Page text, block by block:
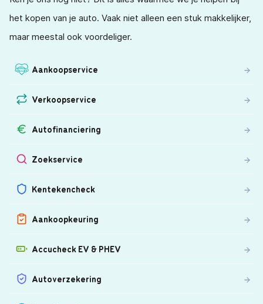
het kopen van je auto. Vaak niet alleen een stuk makkelijker,
maar meestal ook voordeliger.
Aankoopservice
Verkoopservice
Autofinanciering
Zoekservice
Kentekencheck
Aankoopkeuring
Accucheck EV & PHEV
Autoverzekering